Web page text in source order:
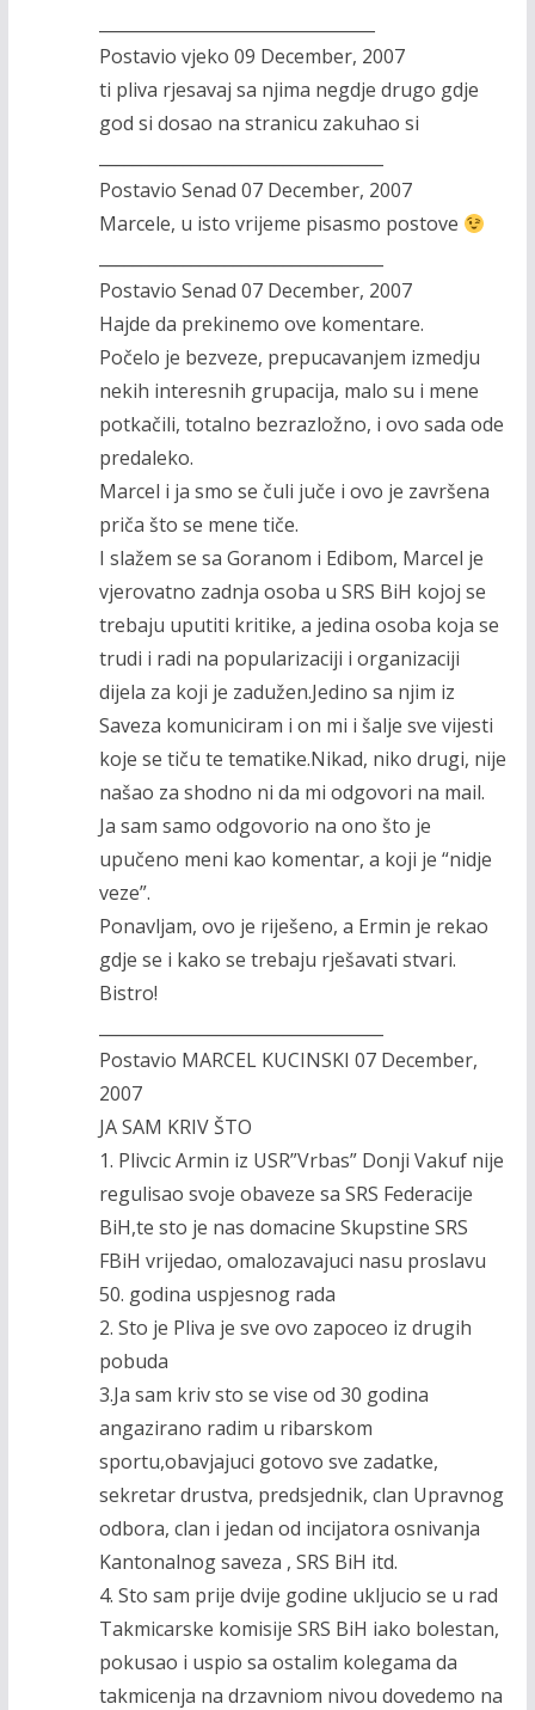
Postavio vjeko 09 December, 2007
ti pliva rjesavaj sa njima negdje drugo gdje
god si dosao na stranicu zakuhao si
Postavio Senad 07 December, 2007
Marcele, u isto vrijeme pisasmo postove
Postavio Senad 07 December, 2007
Hajde da prekinemo ove komentare.
Počelo je bezveze, prepucavanjem izmedju
nekih interesnih grupacija, malo su i mene
potkačili, totalno bezrazložno, i ovo sada ode
predaleko.
Marcel i ja smo se čuli juče i ovo je završena
priča što se mene tiče.
I slažem se sa Goranom i Edibom, Marcel je
vjerovatno zadnja osoba u SRS BiH kojoj se
trebaju uputiti kritike, a jedina osoba koja se
trudi i radi na popularizaciji i organizaciji
dijela za koji je zadužen.Jedino sa njim iz
Saveza komuniciram i on mi i šalje sve vijesti
koje se tiču te tematike.Nikad, niko drugi, nije
našao za shodno ni da mi odgovori na mail.
Ja sam samo odgovorio na ono što je
upučeno meni kao komentar, a koji je “nidje
veze”.
Ponavljam, ovo je riješeno, a Ermin je rekao
gdje se i kako se trebaju rješavati stvari.
Bistro!
Postavio MARCEL KUCINSKI 07 December,
2007
JA SAM KRIV ŠTO
1. Plivcic Armin iz USR”Vrbas” Donji Vakuf nije
regulisao svoje obaveze sa SRS Federacije
BiH,te sto je nas domacine Skupstine SRS
FBiH vrijedao, omalozavajuci nasu proslavu
50. godina uspjesnog rada
2. Sto je Pliva je sve ovo zapoceo iz drugih
pobuda
3.Ja sam kriv sto se vise od 30 godina
angazirano radim u ribarskom
sportu,obavjajuci gotovo sve zadatke,
sekretar drustva, predsjednik, clan Upravnog
odbora, clan i jedan od incijatora osnivanja
Kantonalnog saveza , SRS BiH itd.
4. Sto sam prije dvije godine ukljucio se u rad
Takmicarske komisije SRS BiH iako bolestan,
pokusao i uspio sa ostalim kolegama da
takmicenja na drzavniom nivou dovedemo na